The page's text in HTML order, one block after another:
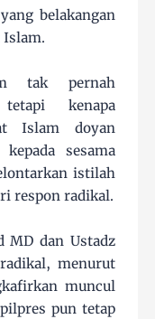
belakangan
Islam.
tak pernah
kenapa
Islam doyan
sesama
istilah
respon radikal.
MD dan Ustadz
menurut
muncul
pun tetap